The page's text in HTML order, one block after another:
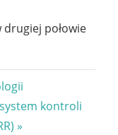
połowie
kontroli